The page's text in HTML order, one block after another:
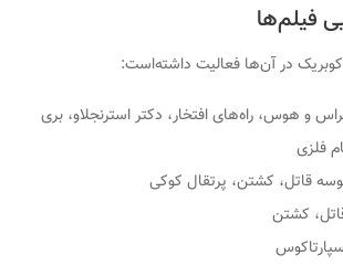
فیلم‌ها
در آن‌ها فعالیت داشته‌است:
و هوس، راه‌های افتخار، دکتر استرنجلاو، بری
فلزی
قاتل، کشتن، پرتقال کوکی
کشتن